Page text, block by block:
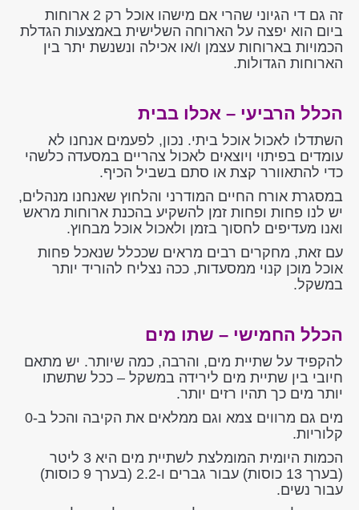
זה גם די הגיוני שהרי אם מישהו אוכל רק 2 ארוחות
ביום הוא יפצה על הארוחה השלישית באמצעות הגדלת
הכמויות בארוחות עצמן ו/או אכילה ונשנשת יתר בין
הארוחות הגדולות.
הכלל הרביעי – אכלו בבית
השתדלו לאכול אוכל ביתי. נכון, לפעמים אנחנו לא
עומדים בפיתוי ויוצאים לאכול צהריים במסעדה כלשהי
כדי להתאוורר קצת או סתם בשביל הכיף.
במסגרת אורח החיים המודרני והלחוץ שאנחנו מנהלים,
יש לנו פחות ופחות זמן להשקיע בהכנת ארוחות מראש
ואנו מעדיפים לחסוך בזמן ולאכול אוכל מבחוץ.
עם זאת, מחקרים רבים מראים שככלל שנאכל פחות
אוכל מוכן קנוי ממסעדות, ככה נצליח להוריד יותר
במשקל.
הכלל החמישי – שתו מים
להקפיד על שתיית מים, והרבה, כמה שיותר. יש מתאם
חיובי בין שתיית מים לירידה במשקל – ככל שתשתו
יותר מים כך תהיו רזים יותר.
מים גם מרווים צמא וגם ממלאים את הקיבה והכל ב-0
קלוריות.
הכמות היומית המומלצת לשתיית מים היא 3 ליטר
(בערך 13 כוסות) עבור גברים ו-2.2 (בערך 9 כוסות)
עבור נשים.